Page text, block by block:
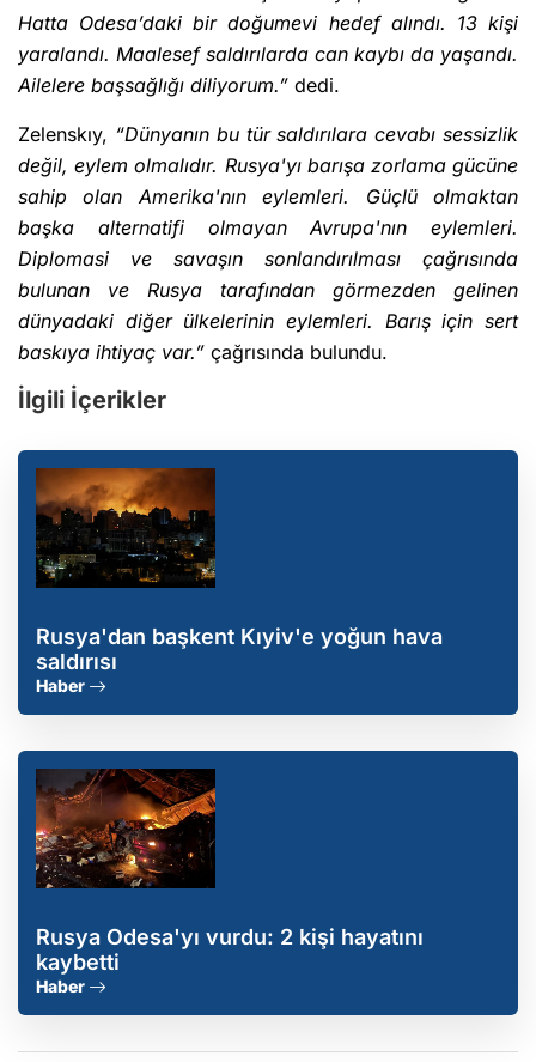
Hatta Odesa’daki bir doğumevi hedef alındı. 13 kişi
yaralandı. Maalesef saldırılarda can kaybı da yaşandı.
Ailelere başsağlığı diliyorum.” dedi.
Zelenskıy, “Dünyanın bu tür saldırılara cevabı sessizlik
değil, eylem olmalıdır. Rusya'yı barışa zorlama gücüne
sahip olan Amerika'nın eylemleri. Güçlü olmaktan
başka alternatifi olmayan Avrupa'nın eylemleri.
Diplomasi ve savaşın sonlandırılması çağrısında
bulunan ve Rusya tarafından görmezden gelinen
dünyadaki diğer ülkelerinin eylemleri. Barış için sert
baskıya ihtiyaç var.” çağrısında bulundu.
İlgili İçerikler
Rusya'dan başkent Kıyiv'e yoğun hava
saldırısı
Haber
Rusya Odesa'yı vurdu: 2 kişi hayatını
kaybetti
Haber